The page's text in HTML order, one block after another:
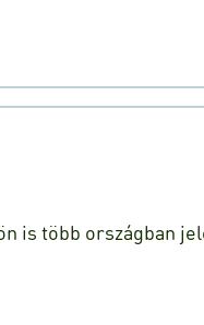
is több országban